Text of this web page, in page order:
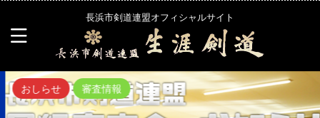
長浜市剣道連盟オフィシャルサイト
おしらせ 審査情報